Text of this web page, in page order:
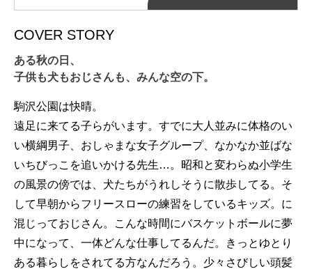
COVER STORY
ある秋の日、
子供も犬もおじさんも、みんな空の下。
駒沢公園は快晴。
遠足に来てる子らがいます。すでに大人並みに体格のい
い横綱男子、おしゃまな女子グループ、なかなか並ばな
いちびっこを追いかける先生…。昭和と変わらぬ小学生
の風景の傍では、犬たちがうれしそうに散歩してる。そ
して早朝からフリースローの練習をしているキッズ。に
混じっておじさん。こんな時間にバスケットボールに夢
中になって、一体どんな仕事してるんだ。きっとゆとり
ある暮らしをされてる方なんだろう。少々さびしい頭髪